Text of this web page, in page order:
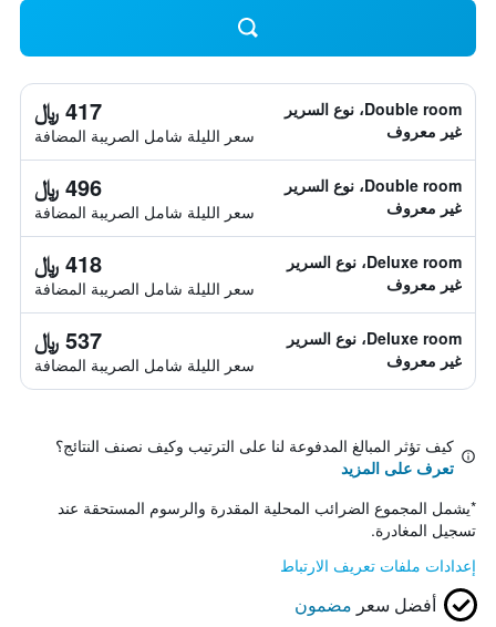
Double room، نوع السرير
غير معروف
417 ﷼
سعر الليلة شامل الصريبة المضافة
Double room، نوع السرير
غير معروف
496 ﷼
سعر الليلة شامل الصريبة المضافة
Deluxe room، نوع السرير
غير معروف
418 ﷼
سعر الليلة شامل الصريبة المضافة
Deluxe room، نوع السرير
غير معروف
537 ﷼
سعر الليلة شامل الصريبة المضافة
كيف تؤثر المبالغ المدفوعة لنا على الترتيب وكيف نصنف النتائج؟
تعرف على المزيد
*يشمل المجموع الضرائب المحلية المقدرة والرسوم المستحقة عند
تسجيل المغادرة.
إعدادات ملفات تعريف الارتباط
أفضل سعر مضمون